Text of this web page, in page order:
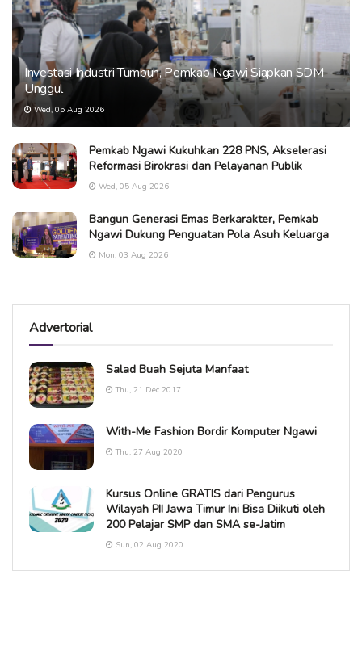
Investasi Industri Tumbuh, Pemkab Ngawi Siapkan SDM
Unggul
Wed, 05 Aug 2026
Pemkab Ngawi Kukuhkan 228 PNS, Akselerasi
Reformasi Birokrasi dan Pelayanan Publik
Wed, 05 Aug 2026
Bangun Generasi Emas Berkarakter, Pemkab
Ngawi Dukung Penguatan Pola Asuh Keluarga
Mon, 03 Aug 2026
Advertorial
Salad Buah Sejuta Manfaat
Thu, 21 Dec 2017
With-Me Fashion Bordir Komputer Ngawi
Thu, 27 Aug 2020
Kursus Online GRATIS dari Pengurus
Wilayah PII Jawa Timur Ini Bisa Diikuti oleh
200 Pelajar SMP dan SMA se-Jatim
Sun, 02 Aug 2020